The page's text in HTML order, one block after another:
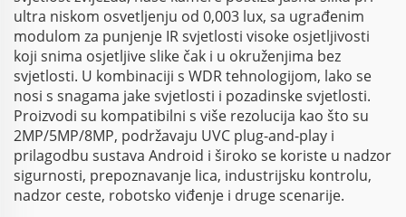
ultra niskom osvetljenju od 0,003 lux, sa ugrađenim
modulom za punjenje IR svjetlosti visoke osjetljivosti
koji snima osjetljive slike čak i u okruženjima bez
svjetlosti. U kombinaciji s WDR tehnologijom, lako se
nosi s snagama jake svjetlosti i pozadinske svjetlosti.
Proizvodi su kompatibilni s više rezolucija kao što su
2MP/5MP/8MP, podržavaju UVC plug-and-play i
prilagodbu sustava Android i široko se koriste u nadzor
sigurnosti, prepoznavanje lica, industrijsku kontrolu,
nadzor ceste, robotsko viđenje i druge scenarije.